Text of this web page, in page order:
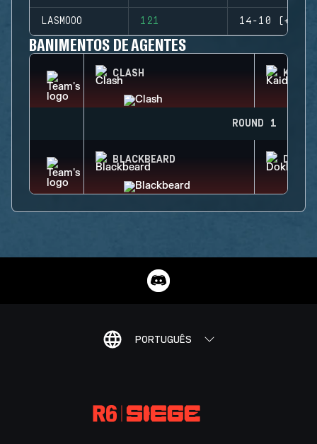
LASMOOO 121 14-10 (+4)
BANIMENTOS DE AGENTES
CLASH KAID
ROUND 1
BLACKBEARD
PORTUGUÊS